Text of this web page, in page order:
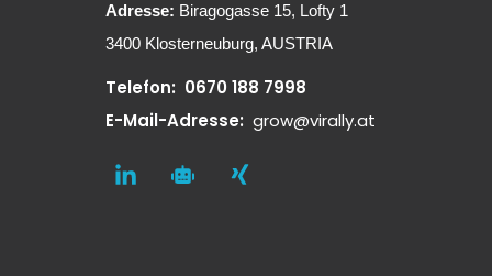
Adresse: Biragogasse 15, Lofty 1
3400 Klosterneuburg, AUSTRIA
Telefon: 0670 188 7998
E-Mail-Adresse: grow@virally.at